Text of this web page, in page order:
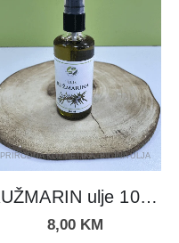
PRIRODNA KOZMETIKA,BILJNA ULJA
RUŽMARIN ulje 100ml
8,00 KM